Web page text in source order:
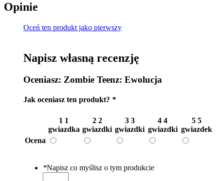
Opinie
Oceń ten produkt jako pierwszy
Napisz własną recenzję
Oceniasz: Zombie Teenz: Ewolucja
Jak oceniasz ten produkt? *
1 1
gwiazdka
2 2
gwiazdki
3 3
gwiazdki
4 4
gwiazdki
5 5
gwiazdek
Ocena
*Napisz co myślisz o tym produkcie